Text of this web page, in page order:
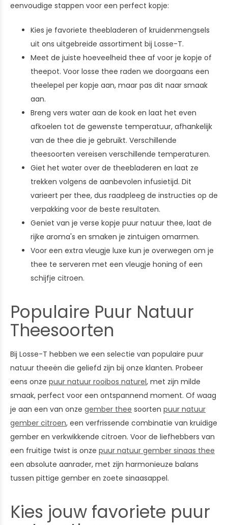
eenvoudige stappen voor een perfect kopje:
Kies je favoriete theebladeren of kruidenmengsels
uit ons uitgebreide assortiment bij Losse-T.
Meet de juiste hoeveelheid thee af voor je kopje of
theepot. Voor losse thee raden we doorgaans een
theelepel per kopje aan, maar pas dit naar smaak
aan.
Breng vers water aan de kook en laat het even
afkoelen tot de gewenste temperatuur, afhankelijk
van de thee die je gebruikt. Verschillende
theesoorten vereisen verschillende temperaturen.
Giet het water over de theebladeren en laat ze
trekken volgens de aanbevolen infusietijd. Dit
varieert per thee, dus raadpleeg de instructies op de
verpakking voor de beste resultaten.
Geniet van je verse kopje puur natuur thee, laat de
rijke aroma's en smaken je zintuigen omarmen.
Voor een extra vleugje luxe kun je overwegen om je
thee te serveren met een vleugje honing of een
schijfje citroen.
Populaire Puur Natuur
Theesoorten
Bij Losse-T hebben we een selectie van populaire puur
natuur theeën die geliefd zijn bij onze klanten. Probeer
eens onze puur natuur rooibos naturel, met zijn milde
smaak, perfect voor een ontspannend moment. Of waag
je aan een van onze gember thee soorten puur natuur
gember citroen, een verfrissende combinatie van kruidige
gember en verkwikkende citroen. Voor de liefhebbers van
een fruitige twist is onze puur natuur gember sinaas thee
een absolute aanrader, met zijn harmonieuze balans
tussen pittige gember en zoete sinaasappel.
Kies jouw favoriete puur